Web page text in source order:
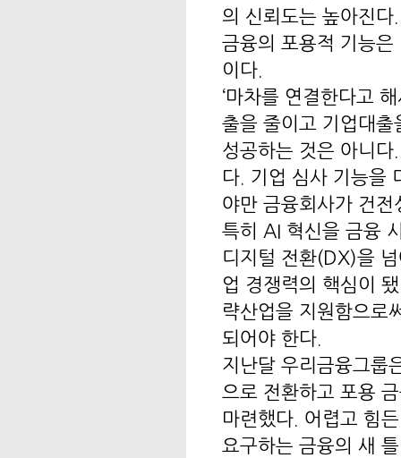
의 신뢰도는 높아진
금융의 포용적 기능
이다.
‘마차를 연결한다고
출을 줄이고 기업대
성공하는 것은 아니
다. 기업 심사 기능을
야만 금융회사가 건
특히 AI 혁신을 금융
디지털 전환(DX)을
업 경쟁력의 핵심이
략산업을 지원함으로
되어야 한다.
지난달 우리금융그룹
으로 전환하고 포용
마련했다. 어렵고 힘
요구하는 금융의 새